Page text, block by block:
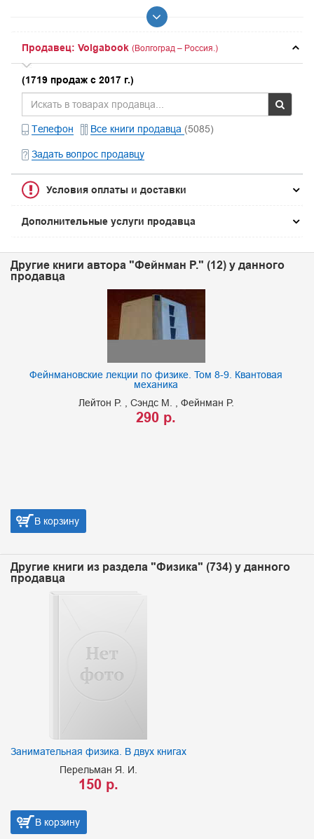
Продавец: Volgabook (Волгоград – Россия.)
(1719 продаж с 2017 г.)
Телефон Все книги продавца (5085)
Задать вопрос продавцу
Условия оплаты и доставки
Дополнительные услуги продавца
Другие книги автора "Фейнман Р." (12) у данного
продавца
Фейнмановские лекции по физике. Том 8-9. Квантовая
механика
Лейтон Р.
Сэндс М. Фейнман Р.
290 р.
В корзину
Другие книги из раздела "Физика" (734) у данного
продавца
Занимательная физика. В двух книгах
Перельман Я. И.
150 р.
В корзину